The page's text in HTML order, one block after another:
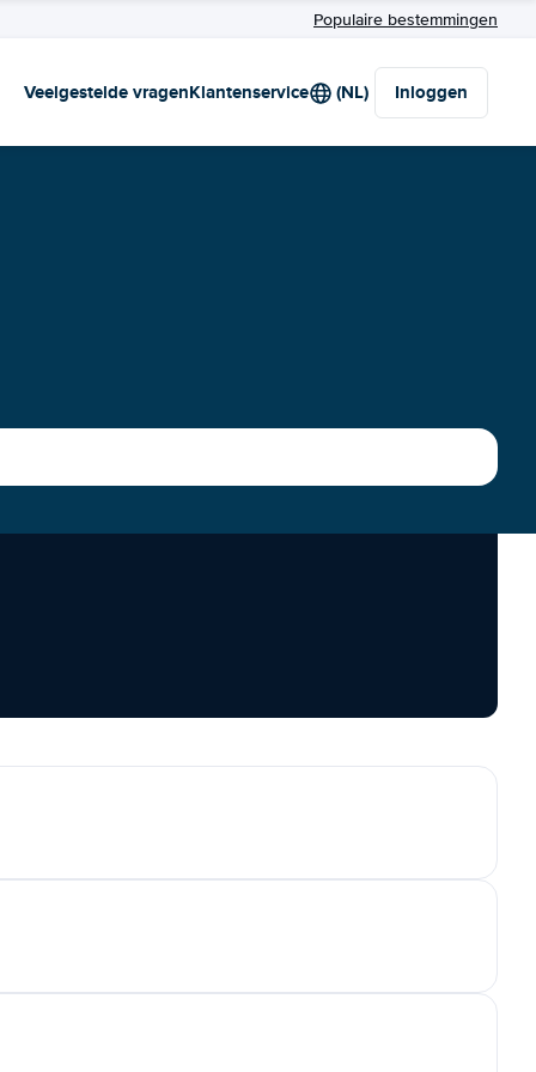
Populaire bestemmingen
Veelgestelde vragenKlantenservice (NL) Inloggen